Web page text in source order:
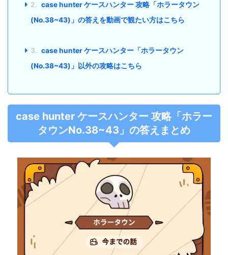
2. case hunter ケースハンター 攻略「ホラータウン
(No.38~43)」の答えを動画で観たい方はこちら
3. case hunter ケースハンター「ホラータウン
(No.38~43)」以外の攻略はこちら
case hunter ケースハンター 攻略「ホラー
タウンNo.38~43」の答えまとめ